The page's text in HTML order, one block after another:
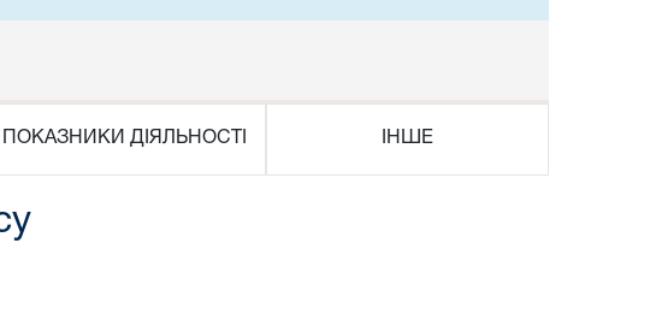
ПОКАЗНИКИ ДІЯЛЬНОСТІ ІНШЕ